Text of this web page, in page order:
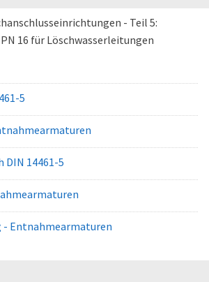
- Teil 5:
16 für Löschwasserleitungen
5
DIN 14461-5
- Entnahmearmaturen